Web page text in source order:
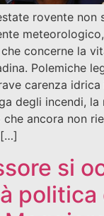
rovente
concerne la
Polemiche
carenza
degli incendi, la
ancora non
si
politica